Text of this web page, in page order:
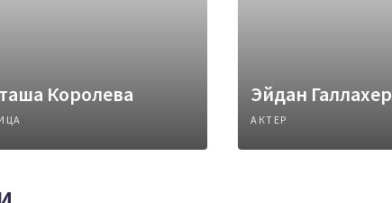
Королева Эйдан Галлахер
АКТЕР